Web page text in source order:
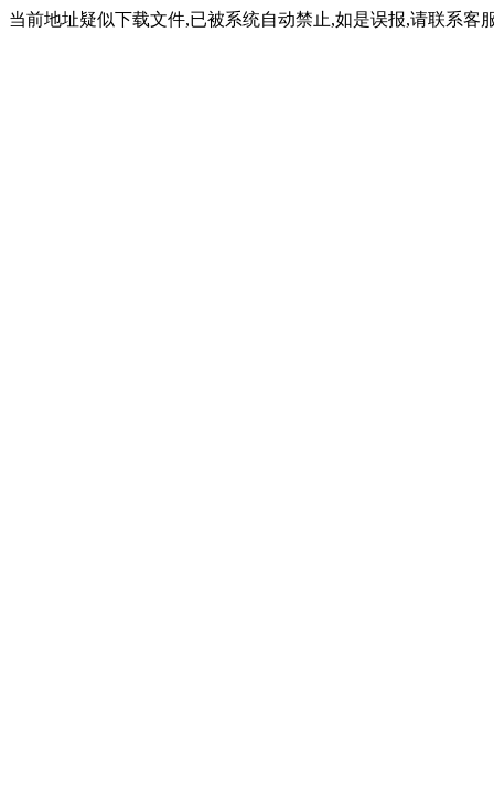
当前地址疑似下载文件,已被系统自动禁止,如是误报,请联系客